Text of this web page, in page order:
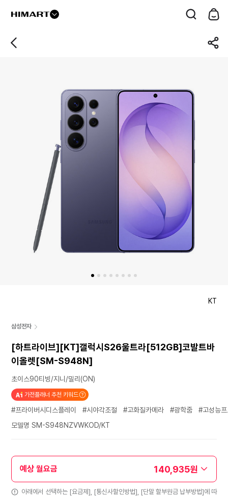
KT
삼성전자
[하트라이브][KT]갤럭시S26울트라[512GB]코발트바
이올렛[SM-S948N]
초이스90티빙/지니/밀리(ON)
가전플래너 추천 키워드
#프라이버시디스플레이 #시야각조절 #고화질카메라 #광학줌
#고성능
모델명 SM-S948NZVWKOD/KT
예상 월요금 140,935원
아래에서 선택하는 [요금제], [통신사할인방법], [단말 할부원금 납부방법]에 따